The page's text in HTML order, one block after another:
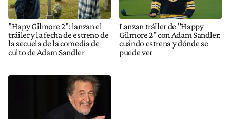
"Hapy Gilmore 2": lanzan el
tráiler y la fecha de estreno de
la secuela de la comedia de
culto de Adam Sandler
Lanzan tráiler de "Happy
Gilmore 2" con Adam Sandler:
cuándo estrena y dónde se
puede ver